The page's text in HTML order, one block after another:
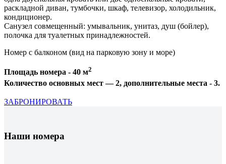
раскладной диван, тумбочки, шкаф, телевизор, холодильник,
кондиционер.
Санузел совмещенный: умывальник, унитаз, душ (бойлер),
полочка для туалетных принадлежностей.
Номер с балконом (вид на парковую зону и море)
Площадь номера - 40 м2
Количество основных мест — 2, дополнительные места - 3.
ЗАБРОНИРОВАТЬ
Наши номера